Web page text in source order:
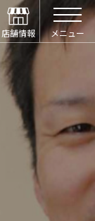
タクト｜【豊橋・浜
メニュー